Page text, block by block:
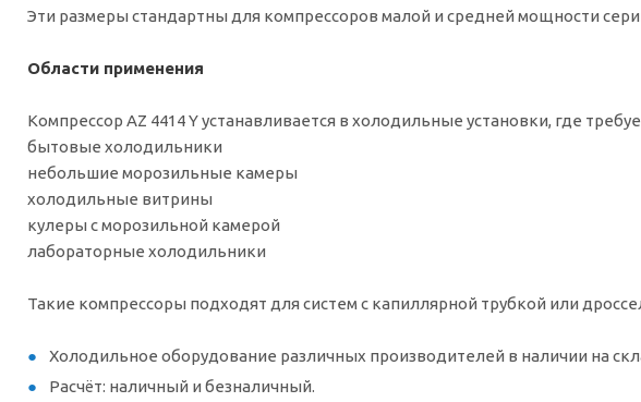
Эти размеры стандартны для компрессоров малой и средней мощности
Области применения
Компрессор AZ 4414 Y устанавливается в холодильные установки, где
бытовые холодильники
небольшие морозильные камеры
холодильные витрины
кулеры с морозильной камерой
лабораторные холодильники
Такие компрессоры подходят для систем с капиллярной трубкой или
Холодильное оборудование различных производителей в наличии на
Расчёт: наличный и безналичный.